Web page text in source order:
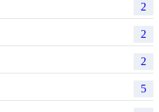
2
2
2
5